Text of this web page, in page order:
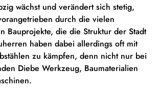
wächst und verändert sich stetig,
durch die vielen
Bauprojekte, die die Struktur der Stadt
haben dabei allerdings oft mit
zu kämpfen, denn nicht nur bei
Diebe Werkzeug, Baumaterialien